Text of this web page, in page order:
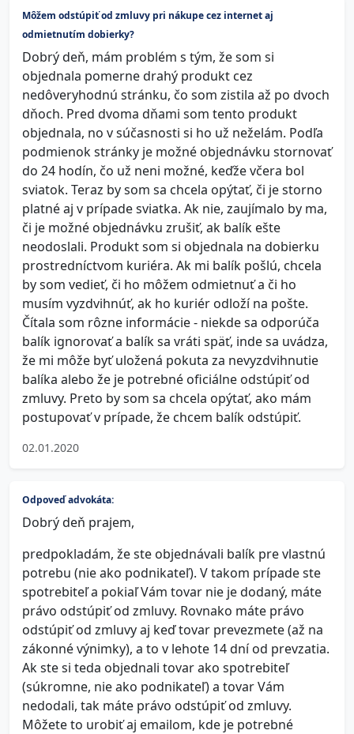
Môžem odstúpiť od zmluvy pri nákupe cez internet aj
odmietnutím dobierky?
Dobrý deň, mám problém s tým, že som si
objednala pomerne drahý produkt cez
nedôveryhodnú stránku, čo som zistila až po dvoch
dňoch. Pred dvoma dňami som tento produkt
objednala, no v súčasnosti si ho už neželám. Podľa
podmienok stránky je možné objednávku stornovať
do 24 hodín, čo už neni možné, keďže včera bol
sviatok. Teraz by som sa chcela opýtať, či je storno
platné aj v prípade sviatka. Ak nie, zaujímalo by ma,
či je možné objednávku zrušiť, ak balík ešte
neodoslali. Produkt som si objednala na dobierku
prostredníctvom kuriéra. Ak mi balík pošlú, chcela
by som vedieť, či ho môžem odmietnuť a či ho
musím vyzdvihnúť, ak ho kuriér odloží na pošte.
Čítala som rôzne informácie - niekde sa odporúča
balík ignorovať a balík sa vráti späť, inde sa uvádza,
že mi môže byť uložená pokuta za nevyzdvihnutie
balíka alebo že je potrebné oficiálne odstúpiť od
zmluvy. Preto by som sa chcela opýtať, ako mám
postupovať v prípade, že chcem balík odstúpiť.
02.01.2020
Odpoveď advokáta:
Dobrý deň prajem,
predpokladám, že ste objednávali balík pre vlastnú
potrebu (nie ako podnikateľ). V takom prípade ste
spotrebiteľ a pokiaľ Vám tovar nie je dodaný, máte
právo odstúpiť od zmluvy. Rovnako máte právo
odstúpiť od zmluvy aj keď tovar prevezmete (až na
zákonné výnimky), a to v lehote 14 dní od prevzatia.
Ak ste si teda objednali tovar ako spotrebiteľ
(súkromne, nie ako podnikateľ) a tovar Vám
nedodali, tak máte právo odstúpiť od zmluvy.
Môžete to urobiť aj emailom, kde je potrebné